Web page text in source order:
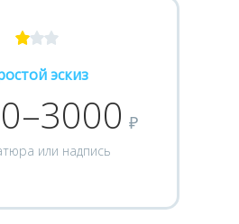
эскиз
₽
или надпись